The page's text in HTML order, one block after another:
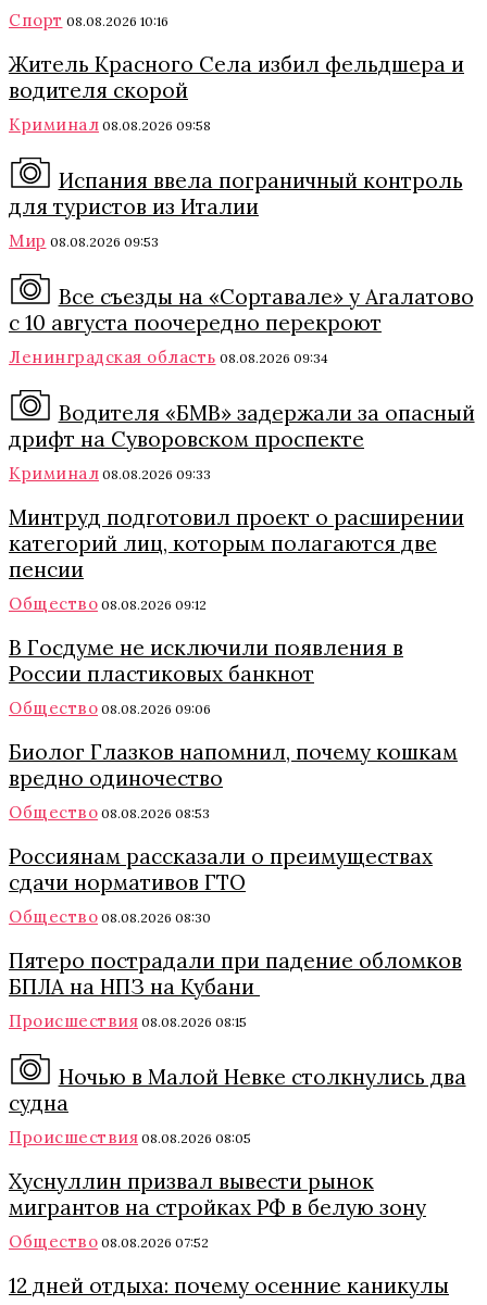
Спорт 08.08.2026 10:16
Житель Красного Села избил фельдшера и
водителя скорой
Криминал 08.08.2026 09:58
Испания ввела пограничный контроль
для туристов из Италии
Мир 08.08.2026 09:53
Все съезды на «Сортавале» у Агалатово
с 10 августа поочередно перекроют
Ленинградская область 08.08.2026 09:34
Водителя «БМВ» задержали за опасный
дрифт на Суворовском проспекте
Криминал 08.08.2026 09:33
Минтруд подготовил проект о расширении
категорий лиц, которым полагаются две
пенсии
Общество 08.08.2026 09:12
В Госдуме не исключили появления в
России пластиковых банкнот
Общество 08.08.2026 09:06
Биолог Глазков напомнил, почему кошкам
вредно одиночество
Общество 08.08.2026 08:53
Россиянам рассказали о преимуществах
сдачи нормативов ГТО
Общество 08.08.2026 08:30
Пятеро пострадали при падение обломков
БПЛА на НПЗ на Кубани
Происшествия 08.08.2026 08:15
Ночью в Малой Невке столкнулись два
судна
Происшествия 08.08.2026 08:05
Хуснуллин призвал вывести рынок
мигрантов на стройках РФ в белую зону
Общество 08.08.2026 07:52
12 дней отдыха: почему осенние каникулы